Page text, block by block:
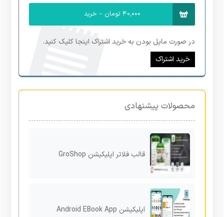
40,000 تومان – خرید
در صورت مایل بودن به خرید اشتراک اینجا کلیک کنید.
خرید اشتراک
محصولات پیشنهادی
قالب فلاتر اپلیکیشن GroShop
اپلیکیشن Android EBook App